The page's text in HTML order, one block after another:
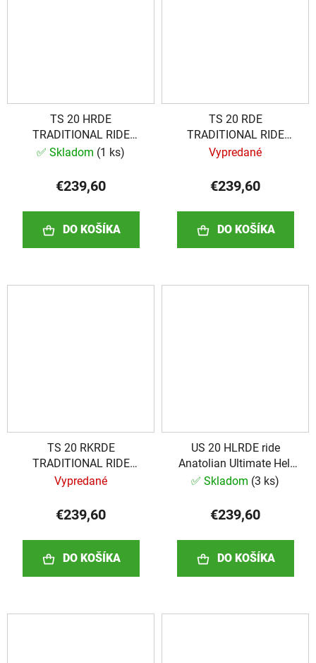
TS 20 HRDE
TRADITIONAL RIDE
ANATOLIAN
✅ Skladom (1 ks)
€239,60
DO KOŠÍKA
TS 20 RDE
TRADITIONAL RIDE
ANATOLIAN
Vypredané
€239,60
DO KOŠÍKA
TS 20 RKRDE
TRADITIONAL RIDE
ANATOLIAN
Vypredané
€239,60
DO KOŠÍKA
US 20 HLRDE ride
Anatolian Ultimate Hell
20"
✅ Skladom (3 ks)
€239,60
DO KOŠÍKA